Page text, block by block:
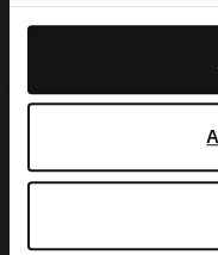
39.99
English